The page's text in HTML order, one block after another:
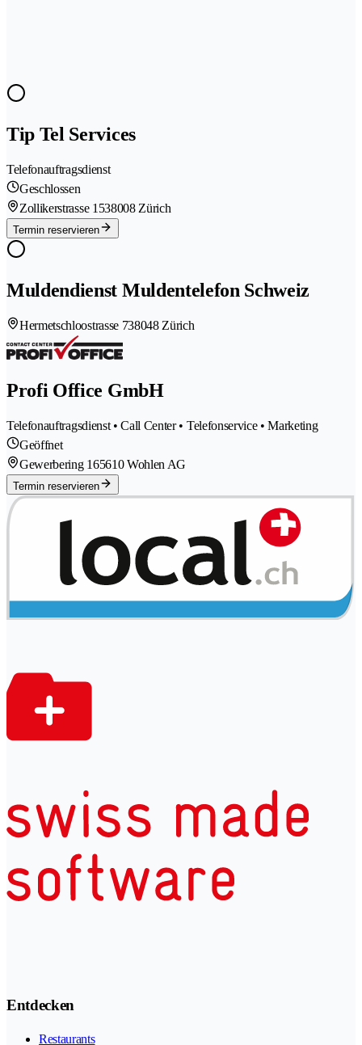
Tip Tel Services
Telefonauftragsdienst
Geschlossen
Zollikerstrasse 1538008 Zürich
Termin reservieren
Muldendienst Muldentelefon Schweiz
Hermetschloostrasse 738048 Zürich
Profi Office GmbH
Telefonauftragsdienst • Call Center • Telefonservice • Marketing
Geöffnet
Gewerbering 165610 Wohlen AG
Termin reservieren
Entdecken
Restaurants